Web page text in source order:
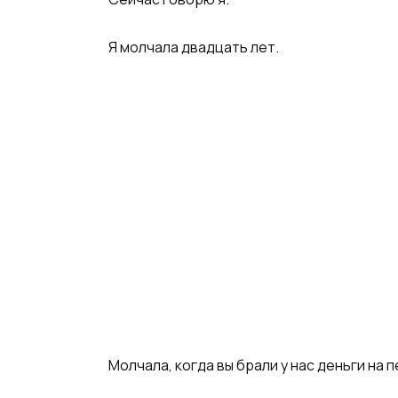
Я молчала двадцать лет.
Молчала, когда вы брали у нас деньги на